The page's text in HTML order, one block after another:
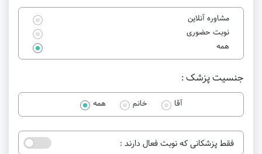
مشاوره آنلاین
نوبت حضوری
همه
جنسیت پزشک :
آقا خانم همه
فقط پزشکانی که نوبت فعال دارند :